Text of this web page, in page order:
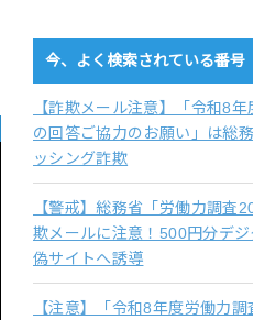
今、よく検索されている番号
【詐欺メール注意】「令和8
の回答ご協力のお願い」は総
ッシング詐欺
【警戒】総務省「労働力調査
欺メールに注意！500円分デ
偽サイトへ誘導
【注意】「令和8年度労働力